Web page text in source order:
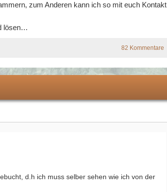
zum Anderen kann ich so mit euch Kontakt
lösen…
82 Kommentare
d.h ich muss selber sehen wie ich von der